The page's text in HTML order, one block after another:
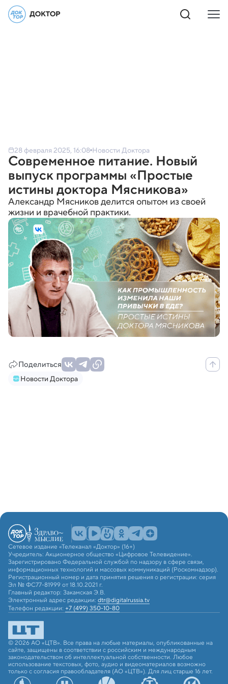
28 февраля 2025, 16:08 Новости Доктора
Современное питание. Новый
выпуск программы «Простые
истины доктора Мясникова»
Александр Мясников делится опытом из своей
жизни и врачебной практики.
Поделиться
Новости Доктора
Сетевое издание «Телеканал «Доктор» (16+)
Учредитель: Акционерное общество «Цифровое Телевидение».
Зарегистрировано Федеральной службой по надзору в сфере связи,
информационных технологий и массовых коммуникаций (Роскомнадзор).
Регистрационный номер и дата принятия решения о регистрации: серия
Эл № ФС77-81999 от 18.10.2021 г.
Главный редактор: Закамская Э.В.
Электронный адрес редакции: dtr@digitalrussia.tv
Телефон редакции: +7 (499) 350-10-80
© 2026 АО «ЦТВ». Все права на любые материалы, опубликованные на
сайте, защищены в соответствии с российским и международным
законодательством об интеллектуальной собственности. Любое
использование текстовых, фото, аудио и видеоматериалов возможно
только с согласия правообладателя (АО «ЦТВ»). Для лиц старше 16 лет.